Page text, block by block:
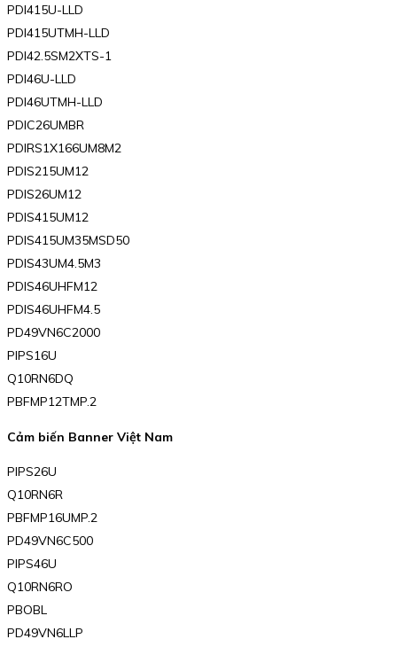
PDI415U-LLD
PDI415UTMH-LLD
PDI42.5SM2XTS-1
PDI46U-LLD
PDI46UTMH-LLD
PDIC26UMBR
PDIRS1X166UM8M2
PDIS215UM12
PDIS26UM12
PDIS415UM12
PDIS415UM35MSD50
PDIS43UM4.5M3
PDIS46UHFM12
PDIS46UHFM4.5
PD49VN6C2000
PIPS16U
Q10RN6DQ
PBFMP12TMP.2
Cảm biến Banner Việt Nam
PIPS26U
Q10RN6R
PBFMP16UMP.2
PD49VN6C500
PIPS46U
Q10RN6RO
PBOBL
PD49VN6LLP